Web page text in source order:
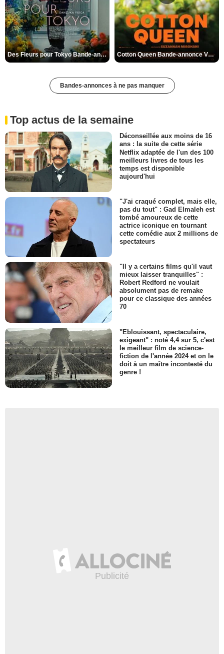
Des Fleurs pour Tokyo Bande-annonce VO STFR Cotton Queen Bande-annonce VO STFR
Bandes-annonces à ne pas manquer
Top actus de la semaine
Déconseillée aux moins de 16
ans : la suite de cette série
Netflix adaptée de l'un des 100
meilleurs livres de tous les
temps est disponible
aujourd'hui
"J'ai craqué complet, mais elle,
pas du tout" : Gad Elmaleh est
tombé amoureux de cette
actrice iconique en tournant
cette comédie aux 2 millions de
spectateurs
"Il y a certains films qu'il vaut
mieux laisser tranquilles" :
Robert Redford ne voulait
absolument pas de remake
pour ce classique des années
70
"Eblouissant, spectaculaire,
exigeant" : noté 4,4 sur 5, c'est
le meilleur film de science-
fiction de l'année 2024 et on le
doit à un maître incontesté du
genre !